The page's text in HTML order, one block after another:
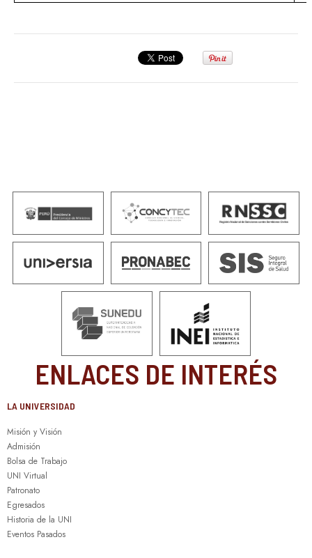
ENLACES DE INTERÉS
LA UNIVERSIDAD
Misión y Visión
Admisión
Bolsa de Trabajo
UNI Virtual
Patronato
Egresados
Historia de la UNI
Eventos Pasados